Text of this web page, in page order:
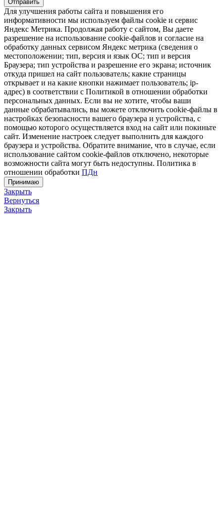
Отправить
Для улучшения работы сайта и повышения его
информативности мы используем файлы cookie и сервис
Яндекс Метрика. Продолжая работу с сайтом, Вы даете
разрешение на использование cookie-файлов и согласие на
обработку данных сервисом Яндекс метрика (сведения о
местоположении; тип, версия и язык ОС; тип и версия
Браузера; тип устройства и разрешение его экрана; источник
откуда пришел на сайт пользователь; какие страницы
открывает и на какие кнопки нажимает пользователь; ip-
адрес) в соответствии с Политикой в отношении обработки
персональных данных. Если вы не хотите, чтобы ваши
данные обрабатывались, вы можете отключить cookie-файлы в
настройках безопасности вашего браузера и устройства, с
помощью которого осуществляется вход на сайт или покиньте
сайт. Изменение настроек следует выполнить для каждого
браузера и устройства. Обратите внимание, что в случае, если
использование сайтом cookie-файлов отключено, некоторые
возможности сайта могут быть недоступны. Политика в
отношении обработки ПДн
Принимаю
Закрыть
Вернуться
Закрыть